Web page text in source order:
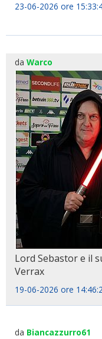
23-06-2026 ore
da Warco
Lord Sebastor e il
Verrax
19-06-2026 ore
da Biancazzurro61